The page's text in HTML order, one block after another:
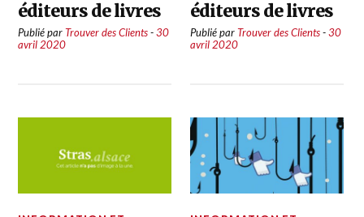
éditeurs de livres
Publié parTrouver des Clients-30
avril 2020
éditeurs de livres
Publié parTrouver des Clients-30
avril 2020